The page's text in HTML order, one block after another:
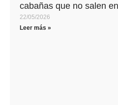
cabañas que no salen
22/05/2026
Leer más »